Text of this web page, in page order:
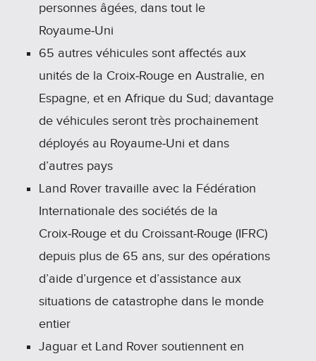
personnes âgées, dans tout le
Royaume‑Uni
65 autres véhicules sont affectés aux
unités de la Croix‑Rouge en Australie, en
Espagne, et en Afrique du Sud; davantage
de véhicules seront très prochainement
déployés au Royaume‑Uni et dans
d’autres pays
Land Rover travaille avec la Fédération
Internationale des sociétés de la
Croix‑Rouge et du Croissant‑Rouge (IFRC)
depuis plus de 65 ans, sur des opérations
d’aide d’urgence et d’assistance aux
situations de catastrophe dans le monde
entier
Jaguar et Land Rover soutiennent en